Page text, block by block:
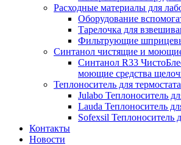
Расходные материалы для
Оборудование
Тарелочка для
Фильтрующие
Синтанол чистящие и моющие
Синтанол R33
моющие средства
Теплоноситель для термостата
Julabo Теплоноситель
Lauda Теплоноситель
Sofexsil Теплоноситель
Контакты
Новости